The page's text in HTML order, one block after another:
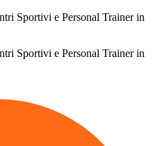
Sportivi e Personal Trainer in
Sportivi e Personal Trainer in